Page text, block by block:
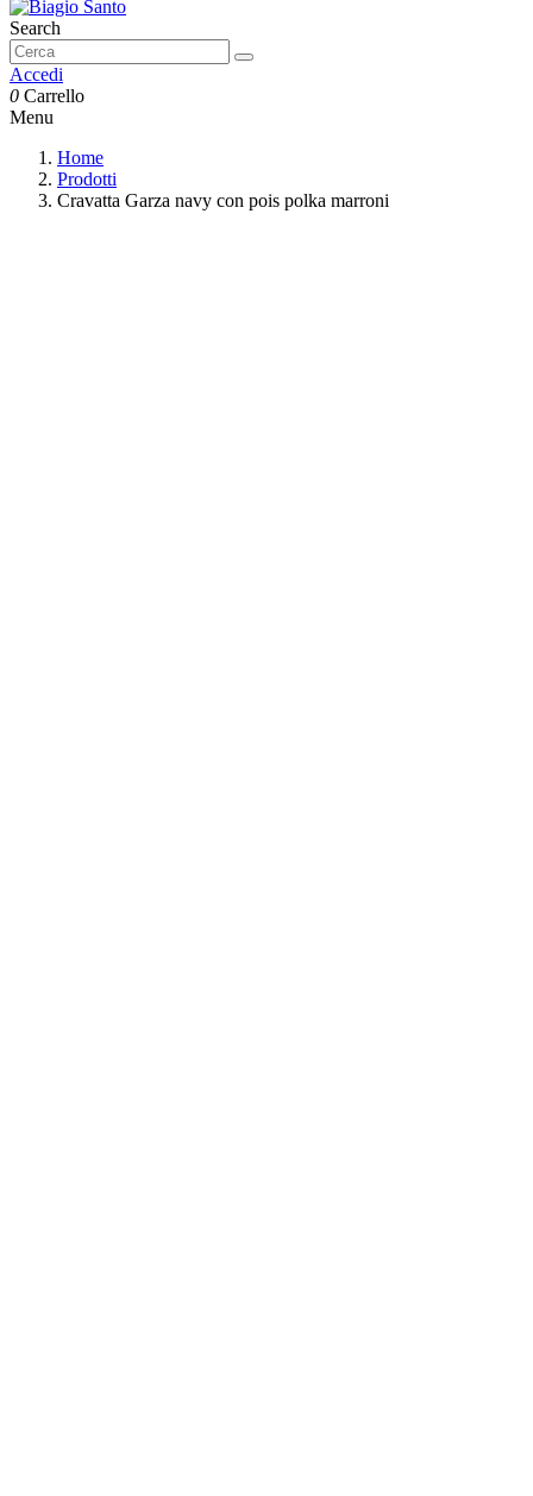
Search
Accedi
0 Carrello
Menu
Home
Prodotti
Cravatta Garza navy con pois polka marroni